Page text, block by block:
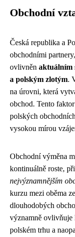
Obchodní
Česká republika a
obchodními
ovlivněn aktuálním
a polským zlotým.
na úrovni, která
obchod. Tento
polských
vysokou mírou
Obchodní výměna
kontinuálně roste,
nejvýznamnějším
kurzu mezi oběma
dlouhodobých
významně ovlivňuje
polském trhu a